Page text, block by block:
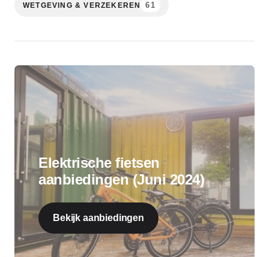
WETGEVING & VERZEKEREN 61
Elektrische fietsen
aanbiedingen (Juni 2024)
Bekijk aanbiedingen